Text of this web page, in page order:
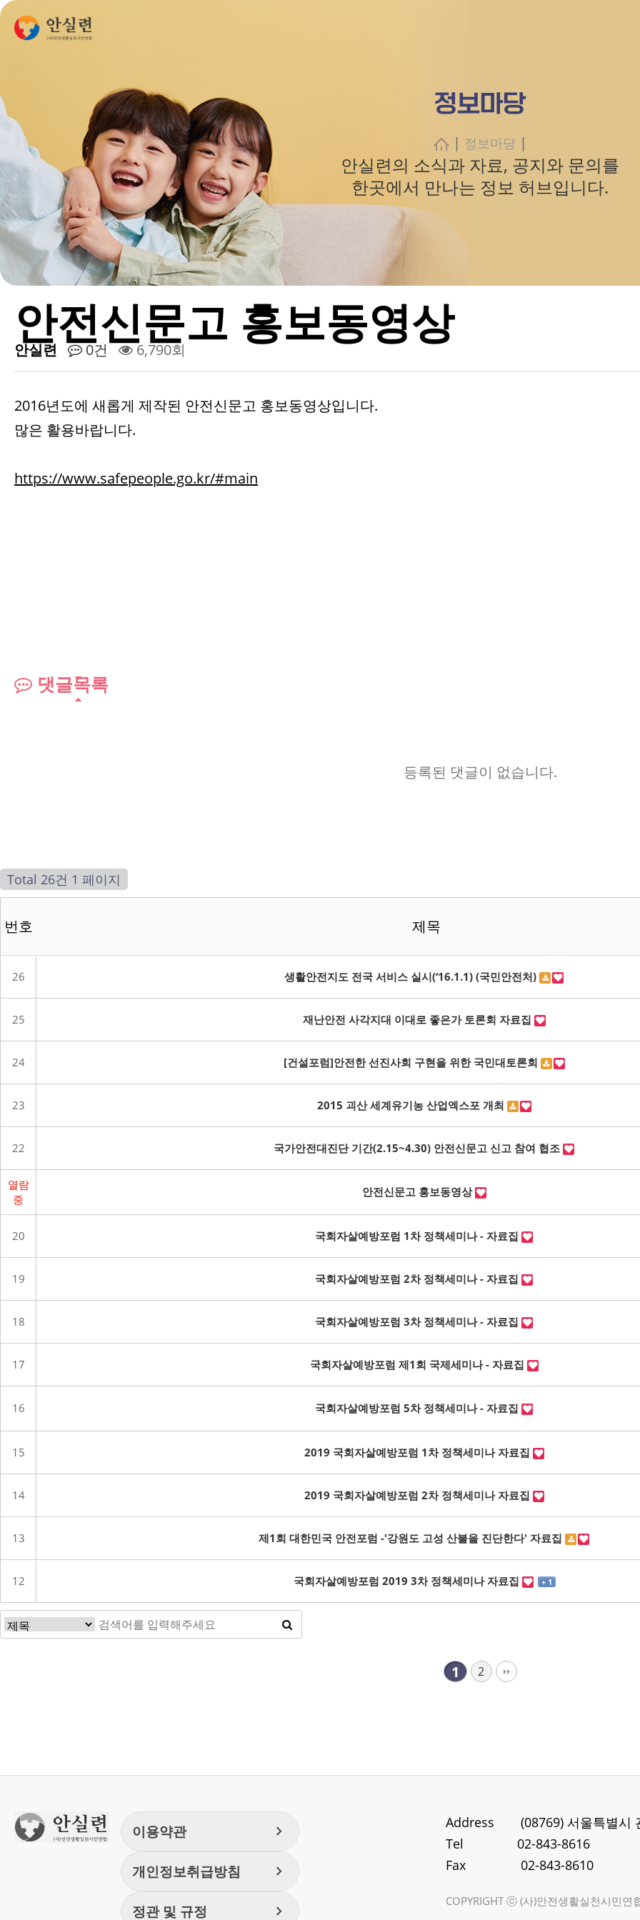
정보마당
| 정보마당|
안실련의 소식과 자료, 공지와 문의를
한곳에서 만나는 정보 허브입니다.
안전신문고 홍보동영상
안실련 0건 6,790회
2016년도에 새롭게 제작된 안전신문고 홍보동영상입니다.
많은 활용바랍니다.
https://www.safepeople.go.kr/#main
댓글목록
등록된 댓글이 없습니다.
Total 26건 1 페이지
번호 제목
26 생활안전지도 전국 서비스 실시(‘16.1.1) (국민안전처)
25 재난안전 사각지대 이대로 좋은가 토론회 자료집
24 [건설포럼]안전한 선진사회 구현을 위한 국민대토론회
23 2015 괴산 세계유기농 산업엑스포 개최
22 국가안전대진단 기간(2.15~4.30) 안전신문고 신고 참여 협조
열람
중
안전신문고 홍보동영상
20 국회자살예방포럼 1차 정책세미나 - 자료집
19 국회자살예방포럼 2차 정책세미나 - 자료집
18 국회자살예방포럼 3차 정책세미나 - 자료집
17 국회자살예방포럼 제1회 국제세미나 - 자료집
16 국회자살예방포럼 5차 정책세미나 - 자료집
15 2019 국회자살예방포럼 1차 정책세미나 자료집
14 2019 국회자살예방포럼 2차 정책세미나 자료집
13 제1회 대한민국 안전포럼 -'강원도 고성 산불을 진단한다' 자료집
12 국회자살예방포럼 2019 3차 정책세미나 자료집 + 1
1 2
이용약관 chevron_right
개인정보취급방침 chevron_right
정관 및 규정 chevron_right
Address
(08769) 서울특별시
Tel
02-843-8616
Fax
02-843-8610
COPYRIGHT ⓒ (사)안전생활실천시민연